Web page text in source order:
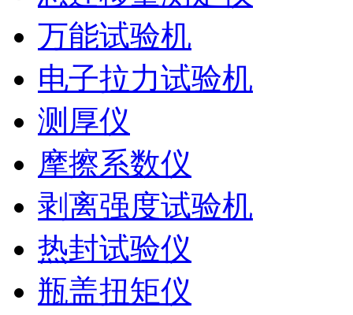
万能试验机
电子拉力试验机
测厚仪
摩擦系数仪
剥离强度试验机
热封试验仪
瓶盖扭矩仪